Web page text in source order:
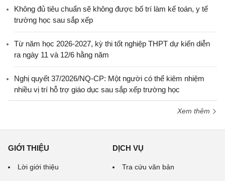
Không đủ tiêu chuẩn sẽ không được bố trí làm kế toán, y tế
trường học sau sắp xếp
Từ năm học 2026-2027, kỳ thi tốt nghiệp THPT dự kiến diễn
ra ngày 11 và 12/6 hằng năm
Nghị quyết 37/2026/NQ-CP: Một người có thể kiêm nhiệm
nhiều vị trí hỗ trợ giáo dục sau sắp xếp trường học
Xem thêm
GIỚI THIỆU
Lời giới thiệu
DỊCH VỤ
Tra cứu văn bản